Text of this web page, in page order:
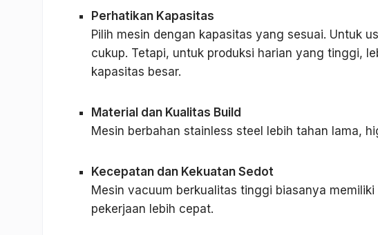
Perhatikan Kapasitas
Pilih mesin dengan kapasitas yang sesuai. Untuk
cukup. Tetapi, untuk produksi harian yang tinggi,
kapasitas besar.
Material dan Kualitas Build
Mesin berbahan stainless steel lebih tahan lama,
Kecepatan dan Kekuatan Sedot
Mesin vacuum berkualitas tinggi biasanya
pekerjaan lebih cepat.